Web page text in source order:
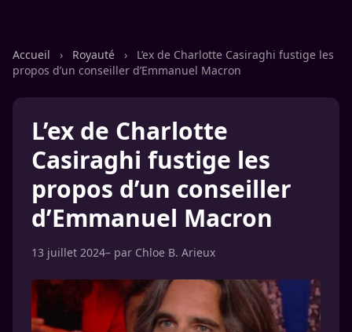
Accueil › Royauté ›
L’ex de Charlotte Casiraghi fustige les
propos d’un conseiller d’Emmanuel Macron
L’ex de Charlotte
Casiraghi fustige les
propos d’un conseiller
d’Emmanuel Macron
13 juillet 2024– par Chloe B. Arieux